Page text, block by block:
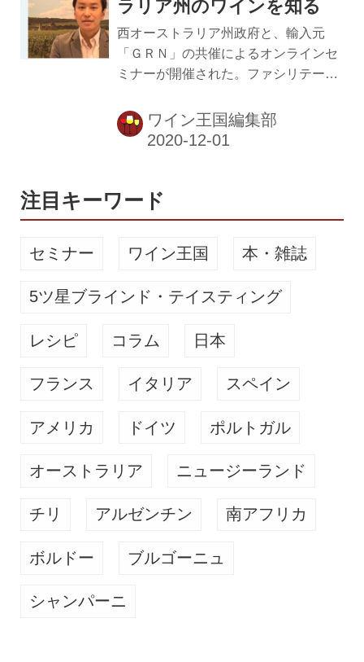
化」「品質を高める」「持続可能な取
り組みを行う」を紹介した。 呼称表示
に「トスカーナ」をプラス 新しい呼称
プルチャーノ・トスカーナ」で、ワイ
ンラベルなどへの表記が...
ラリア州のワインを知る
西オーストラリア州政府と、輸入元
「ＧＲＮ」の共催によるオンラインセ
ミナーが開催された。ファシリテータ
ワン・ヴァレー」のシュナン・ブラ
ン、「マーガレット・リヴァー」のカ
まだあまりなじみがないが、西オース
トラリア州を代表する産地で、南アフ
スタートし、200年近くのワイン生産
ムも発展している。地中海性気候が広
れるのが特徴だ。 『リベリアス 2019
は青リンゴ...
ワイン王国編集部
注目キーワード
セミナー ワイン王国 本・雑誌
5ツ星ブラインド・テイスティング
レシピ コラム 日本
フランス イタリア スペイン
アメリカ ドイツ ポルトガル
オーストラリア ニュージーランド
チリ アルゼンチン 南アフリカ
ボルドー ブルゴーニュ
シャンパーニ